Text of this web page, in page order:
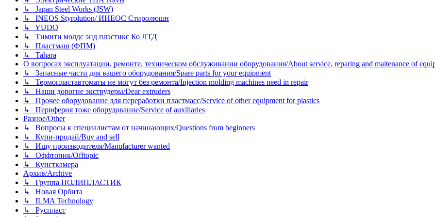
↳ Japan Steel Works (JSW)
↳ INEOS Styrolution/ ИНЕОС Стиролюшн
↳ YUDO
↳ Тимити молдс энд плэстикс Ко ЛТД
↳ Пластмаш (ФПМ)
↳ Tahara
О вопросах эксплуатации, ремонте, техническом обслуживании оборудования/About service, reparing and maitenance of
↳ Запасные части для вашего оборудования/Spare parts for your equipment
↳ Термопластавтоматы не могут без ремонта/Injection molding machines need in repair
↳ Наши дорогие экструдеры/Dear extruders
↳ Прочее оборудование для переработки пластмасс/Service of other equipment for plastics
↳ Периферия тоже оборудование/Service of auxiliaries
Разное/Other
↳ Вопросы к специалистам от начинающих/Questions from beginners
↳ Купи-продай/Buy and sell
↳ Ищу производителя/Manufacturer wanted
↳ Оффтопик/Offtopic
↳ Кунсткамера
Архив/Archive
↳ Группа ПОЛИПЛАСТИК
↳ Новая Орбита
↳ ILMA Technology
↳ Руспласт